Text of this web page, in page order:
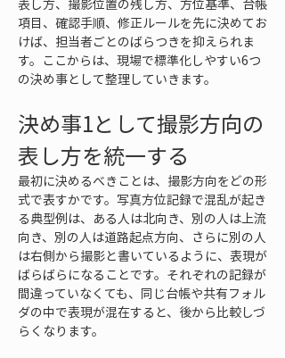
表し方、撮影位置の残し方、方位基準、台帳
項目、確認手順、修正ルールを先に決めてお
けば、担当者ごとのばらつきを抑えられま
す。ここからは、現場で標準化しやすい6つ
の決め事として整理していきます。
決め事1として撮影方向の
表し方を統一する
最初に決めるべきことは、撮影方向をどの形
式で表すかです。写真方位記録で混乱が起き
る典型例は、ある人は北向き、別の人は上流
向き、別の人は道路起点方向、さらに別の人
は右側から撮影と書いているように、表現が
ばらばらになることです。それぞれの記録が
間違っていなくても、同じ台帳や共有フォル
ダの中で表現が混在すると、後から比較しづ
らくなります。